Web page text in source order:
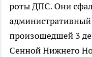
роты ДПС. Они
произошедшей 3
Сенной Нижнего